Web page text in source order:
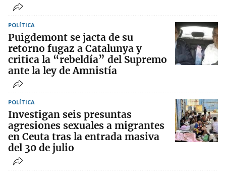
POLÍTICA
Puigdemont se jacta de su
retorno fugaz a Catalunya y
critica la “rebeldía” del Supremo
ante la ley de Amnistía
POLÍTICA
Investigan seis presuntas
agresiones sexuales a migrantes
en Ceuta tras la entrada masiva
del 30 de julio